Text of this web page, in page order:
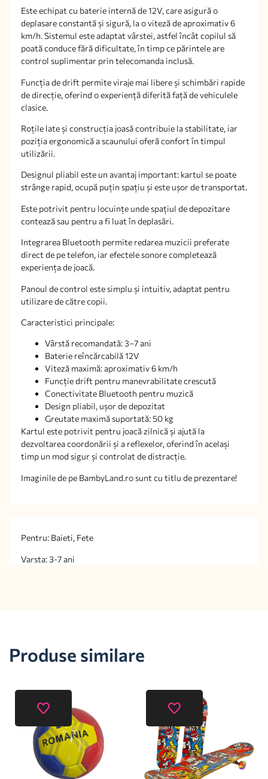
Este echipat cu baterie internă de 12V, care asigură o
deplasare constantă și sigură, la o viteză de aproximativ 6
km/h. Sistemul este adaptat vârstei, astfel încât copilul să
poată conduce fără dificultate, în timp ce părintele are
control suplimentar prin telecomanda inclusă.
Funcția de drift permite viraje mai libere și schimbări rapide
de direcție, oferind o experiență diferită față de vehiculele
clasice.
Roțile late și construcția joasă contribuie la stabilitate, iar
poziția ergonomică a scaunului oferă confort în timpul
utilizării.
Designul pliabil este un avantaj important: kartul se poate
strânge rapid, ocupă puțin spațiu și este ușor de transportat.
Este potrivit pentru locuințe unde spațiul de depozitare
contează sau pentru a fi luat în deplasări.
Integrarea Bluetooth permite redarea muzicii preferate
direct de pe telefon, iar efectele sonore completează
experiența de joacă.
Panoul de control este simplu și intuitiv, adaptat pentru
utilizare de către copii.
Caracteristici principale:
Vârstă recomandată: 3–7 ani
Baterie reîncărcabilă 12V
Viteză maximă: aproximativ 6 km/h
Funcție drift pentru manevrabilitate crescută
Conectivitate Bluetooth pentru muzică
Design pliabil, ușor de depozitat
Greutate maximă suportată: 50 kg
Kartul este potrivit pentru joacă zilnică și ajută la
dezvoltarea coordonării și a reflexelor, oferind în același
timp un mod sigur și controlat de distracție.
Imaginile de pe BambyLand.ro sunt cu titlu de prezentare!
Pentru: Baieti, Fete
Varsta: 3-7 ani
Produse similare